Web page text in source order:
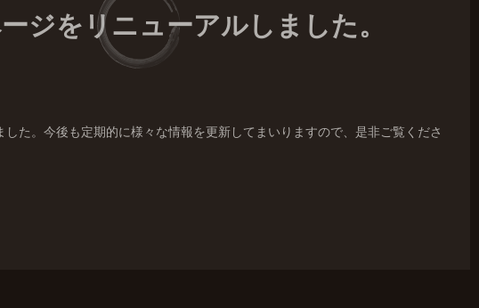
ジをリニューアルしました。
た。今後も定期的に様々な情報を更新してまいりますので、是非ご覧くださ